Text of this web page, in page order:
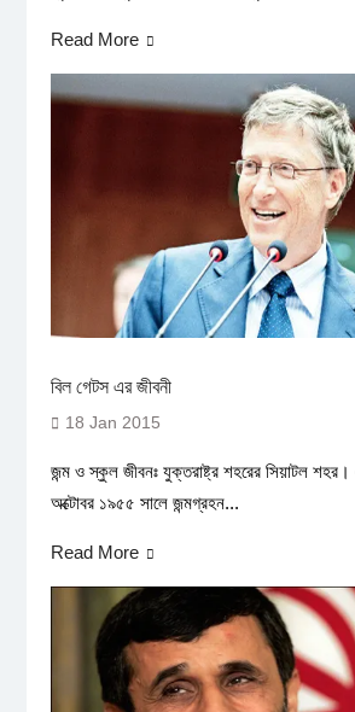
Read More
বিল গেটস এর জীবনী
18 Jan 2015
জন্ম ও স্কুল জীবনঃ যুক্তরাষ্ট্র শহরের সিয়াটল
অক্টোবর ১৯৫৫ সালে জন্মগ্রহন...
Read More